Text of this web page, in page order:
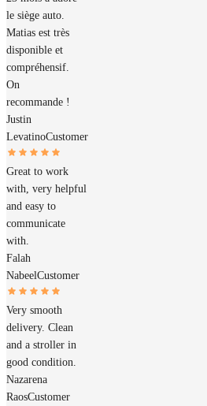
le siège auto.
Matias est très
disponible et
compréhensif.
On
recommande !
Justin
LevatinoCustomer
Great to work
with, very helpful
and easy to
communicate
with.
Falah
NabeelCustomer
Very smooth
delivery. Clean
and a stroller in
good condition.
Nazarena
RaosCustomer